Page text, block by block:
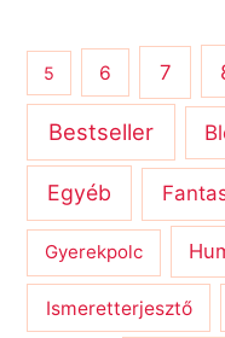
5 6 7
Bestseller
Egyéb
Gyerekpolc
Ismeretterjesztő